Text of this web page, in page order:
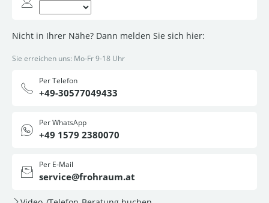
Nicht in Ihrer Nähe? Dann melden Sie sich hier:
Sie erreichen uns: Mo-Fr 9-18 Uhr
Per Telefon
+49-30577049433
Per WhatsApp
+49 1579 2380070
Per E-Mail
service@frohraum.at